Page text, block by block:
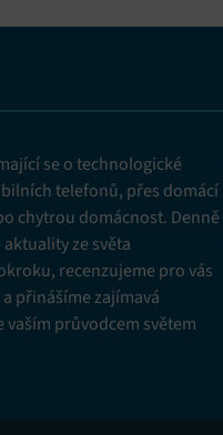
se o technologické
telefonů, přes domácí
chytrou domácnost. Denně
ze světa
recenzujeme pro vás
přinášíme zajímavá
vaším průvodcem světem